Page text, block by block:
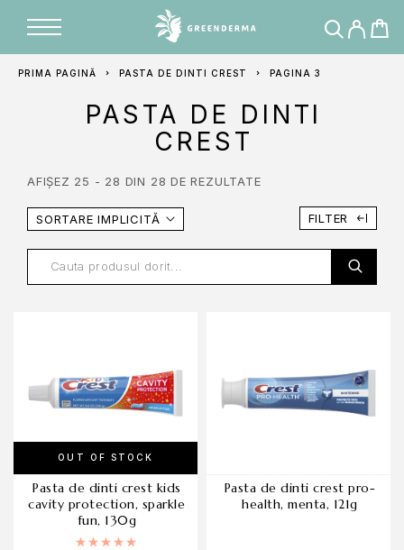
PRIMA PAGINĂ PASTA DE DINTI CREST PAGINA 3
PASTA DE DINTI
CREST
AFIȘEZ 25 - 28 DIN 28 DE REZULTATE
SORTARE IMPLICITĂ FILTER
OUT OF STOCK
pasta de dinti crest kids
cavity protection, sparkle
fun, 130g
Evaluat la
pasta de dinti crest pro-
health, menta, 121g